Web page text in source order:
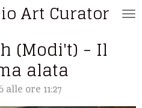
Art Curator
(Modi't) - Il
alata
ore 11:27